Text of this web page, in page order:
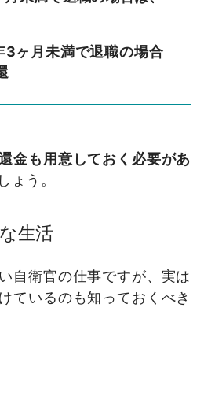
3ヶ月未満で退職の場合
金も用意しておく必要があ
ょう。
生活
自衛官の仕事ですが、実は
ているのも知っておくべき